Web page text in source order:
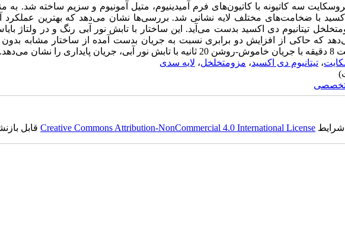
سه کاتیونه با کاتیون‌های فرم آمیدینیوم، متیل آمونیوم و سزیم ساخته شد. به
اکسید با ضخامت‌های مختلف لایه نشانی شد. بررسی‌ها نشان می‌دهد که بهترین عملکرد
عبور می‌دهد که حاکی از افزایش دو برابری نسبت به جریان بدست آمده از ساختار مشابه
، تیتانیوم دی اکسید، مزومتخلخل، لایه سدی
شرایط Creative Commons Attribution-NonCommercial 4.0 International Licenseقابل